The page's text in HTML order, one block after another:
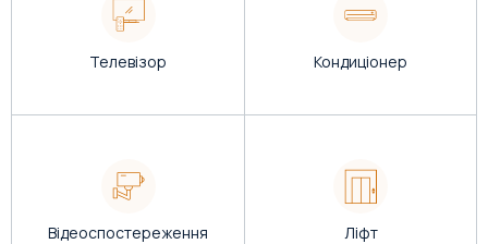
Телевізор Кондиціонер
Відеоспостереження Ліфт